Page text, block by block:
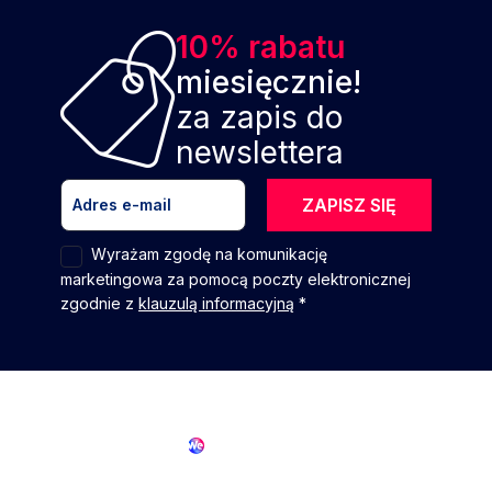
10% rabatu
miesięcznie!
za zapis do
newslettera
ZAPISZ SIĘ
Wyrażam zgodę na komunikację
marketingowa za pomocą poczty elektronicznej
zgodnie z klauzulą informacyjną *